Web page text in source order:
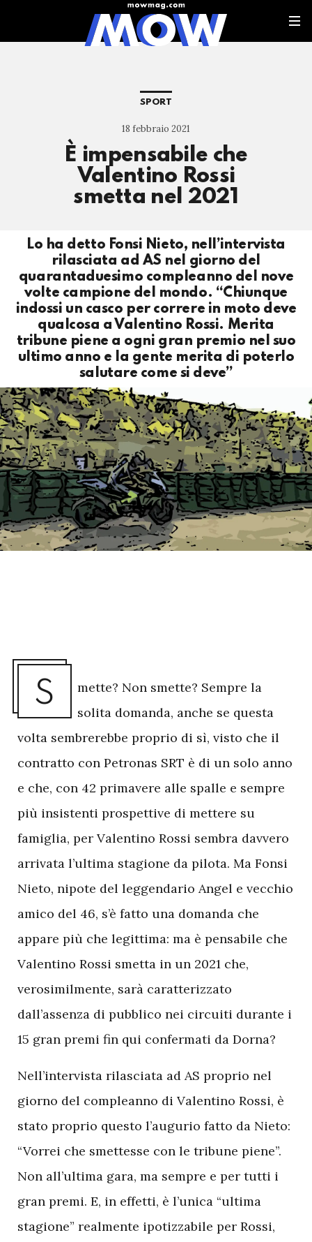
SPORT
18 febbraio 2021
È impensabile che
Valentino Rossi
smetta nel 2021
Lo ha detto Fonsi Nieto, nell’intervista
rilasciata ad AS nel giorno del
quarantaduesimo compleanno del nove
volte campione del mondo. “Chiunque
indossi un casco per correre in moto deve
qualcosa a Valentino Rossi. Merita
tribune piene a ogni gran premio nel suo
ultimo anno e la gente merita di poterlo
salutare come si deve”
S
mette? Non smette? Sempre la
solita domanda, anche se questa
volta sembrerebbe proprio di sì, visto che il
contratto con Petronas SRT è di un solo anno
e che, con 42 primavere alle spalle e sempre
più insistenti prospettive di mettere su
famiglia, per Valentino Rossi sembra davvero
arrivata l’ultima stagione da pilota. Ma Fonsi
Nieto, nipote del leggendario Angel e vecchio
amico del 46, s’è fatto una domanda che
appare più che legittima: ma è pensabile che
Valentino Rossi smetta in un 2021 che,
verosimilmente, sarà caratterizzato
dall’assenza di pubblico nei circuiti durante i
15 gran premi fin qui confermati da Dorna?
Nell’intervista rilasciata ad AS proprio nel
giorno del compleanno di Valentino Rossi, è
stato proprio questo l’augurio fatto da Nieto:
“Vorrei che smettesse con le tribune piene”.
Non all’ultima gara, ma sempre e per tutti i
gran premi. E, in effetti, è l’unica “ultima
stagione” realmente ipotizzabile per Rossi,